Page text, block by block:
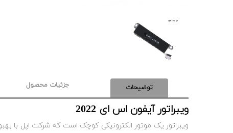
توضیحات جزئیات محصول
ویبراتور آیفون اس ای 2022
ویبراتور یک موتور الکترونیکی کوچک است که شرکت اپل با